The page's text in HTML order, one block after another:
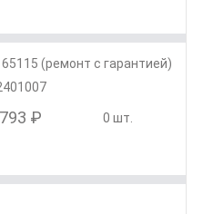
(ремонт с гарантией)
₽ 0 шт.